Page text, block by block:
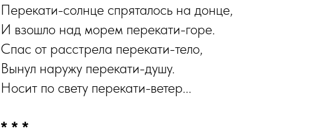
Перекати-солнце спряталось на донце,
И взошло над морем перекати-горе.
Спас от расстрела перекати-тело,
Вынул наружу перекати-душу.
Носит по свету перекати-ветер...
* * *